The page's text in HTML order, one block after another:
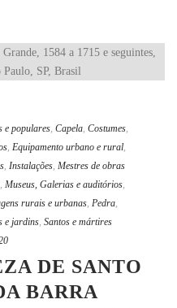
e populares, Capela, Costumes,
, Equipamento urbano e rural,
, Instalações, Mestres de obras
, Museus, Galerias e auditórios,
rurais e urbanas, Pedra,
e jardins, Santos e mártires
DE SANTO
BARRA